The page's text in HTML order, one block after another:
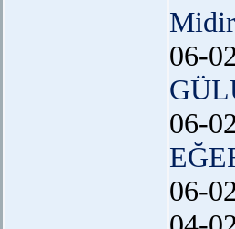
06-
06-
06-